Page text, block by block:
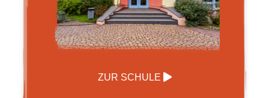
ZUR SCHULE